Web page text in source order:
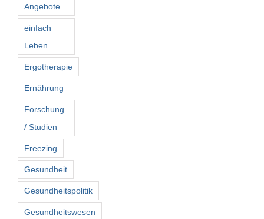
Angebote
einfach
Leben
Ergotherapie
Ernährung
Forschung
/ Studien
Freezing
Gesundheit
Gesundheitspolitik
Gesundheitswesen